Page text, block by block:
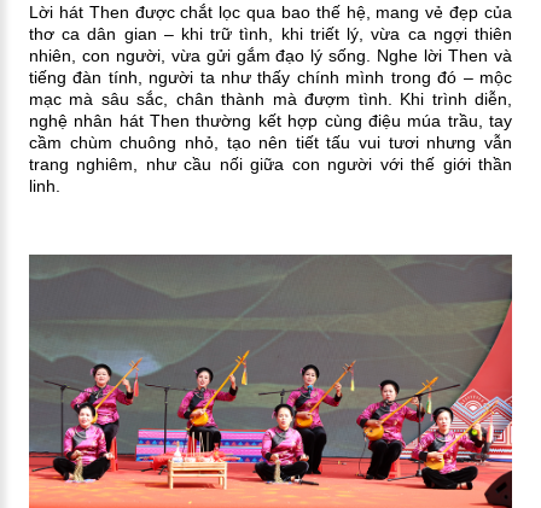
Lời hát Then được chắt lọc qua bao thế hệ, mang vẻ đẹp của
thơ ca dân gian – khi trữ tình, khi triết lý, vừa ca ngợi thiên
nhiên, con người, vừa gửi gắm đạo lý sống. Nghe lời Then và
tiếng đàn tính, người ta như thấy chính mình trong đó – mộc
mạc mà sâu sắc, chân thành mà đượm tình. Khi trình diễn,
nghệ nhân hát Then thường kết hợp cùng điệu múa trầu, tay
cầm chùm chuông nhỏ, tạo nên tiết tấu vui tươi nhưng vẫn
trang nghiêm, như cầu nối giữa con người với thế giới thần
linh.